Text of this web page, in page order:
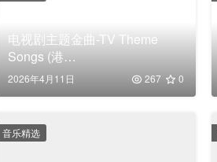
电视剧主题金曲-TV Theme
Songs (港
版)DSD64|2.8MHz/1bit
2026年4月11日 267 0
音乐精选